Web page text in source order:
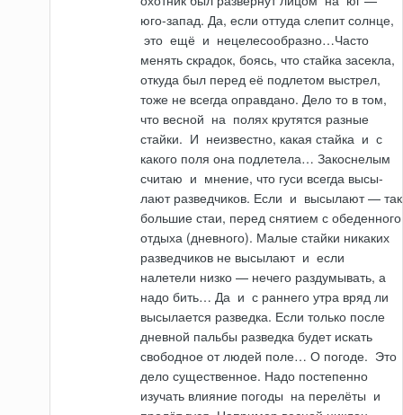
юго-запад. Да, если оттуда слепит солнце,
это ещё и нецелесообразно…Часто
менять скрадок, боясь, что стайка засекла,
откуда был перед её подлетом выстрел,
тоже не всегда оправдано. Дело то в том,
что весной на полях крутятся разные
стайки. И неизвестно, какая стайка и с
какого поля она подлетела… Закоснелым
считаю и мнение, что гуси всегда высы­
лают разведчиков. Если и высылают — так
большие стаи, перед снятием с обеденного
отдыха (дневного). Малые стайки никаких
разведчиков не высылают и если
налетели низко — нечего раздумывать, а
надо бить… Да и с раннего утра вряд ли
высылается разведка. Если только после
дневной пальбы разведка бу­дет искать
свободное от людей поле… О погоде. Это
дело существенное. Надо постепенно
изучать влияние погоды на перелёты и